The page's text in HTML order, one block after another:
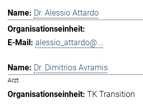
Dr. Alessio Attardo
alessio_attardo@...
Dr. Dimitrios Avramis
Arzt
TK Transition